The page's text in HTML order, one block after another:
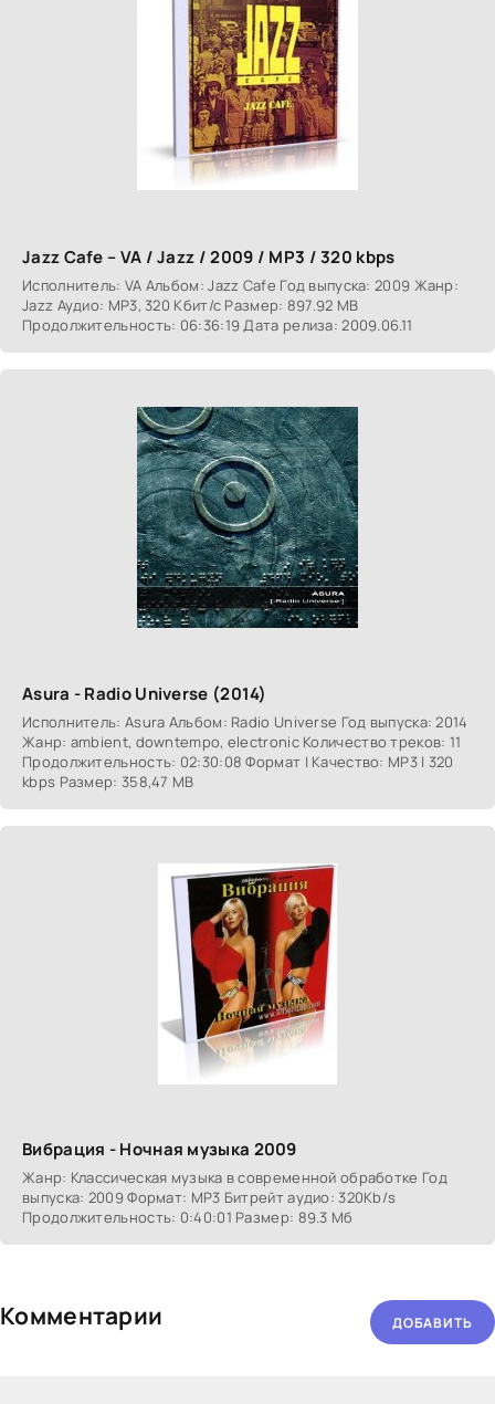
Jazz Cafe – VA / Jazz / 2009 / MP3 / 320 kbps
Исполнитель: VA Альбом: Jazz Cafe Год выпуска: 2009 Жанр:
Jazz Аудио: MP3, 320 Кбит/с Размер: 897.92 MB
Продолжительность: 06:36:19 Дата релиза: 2009.06.11
Asura - Radio Universe (2014)
Исполнитель: Asura Альбом: Radio Universe Год выпуска: 2014
Жанр: ambient, downtempo, electronic Количество треков: 11
Продолжительность: 02:30:08 Формат | Качество: MP3 | 320
kbps Размер: 358,47 MB
Вибрация - Ночная музыка 2009
Жанр: Классическая музыка в современной обработке Год
выпуска: 2009 Формат: MP3 Битрейт аудио: 320Kb/s
Продолжительность: 0:40:01 Размер: 89.3 Мб
Комментарии ДОБАВИТЬ